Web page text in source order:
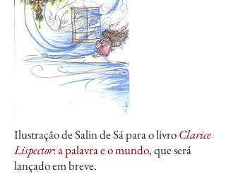
Ilustração de Salin de Sá para o livroClarice
Lispector: a palavra e o mundo, que será
lançado em breve.